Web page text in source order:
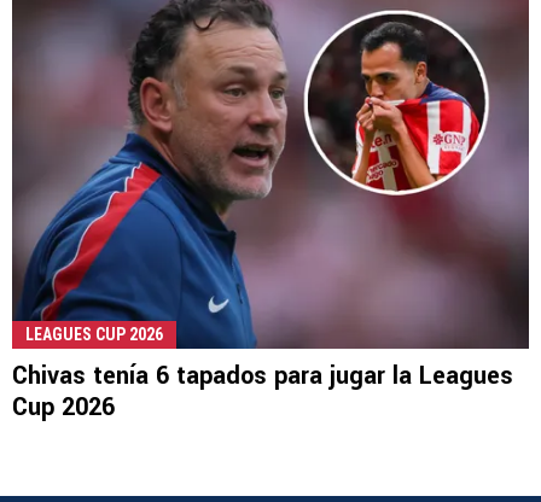
LEAGUES CUP 2026
Chivas tenía 6 tapados para jugar la Leagues
Cup 2026